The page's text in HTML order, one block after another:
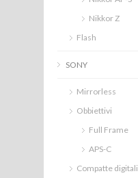
Nikkor Z
Flash
SONY
Mirrorless
Obbiettivi
Full Frame
APS-C
Compatte digitali